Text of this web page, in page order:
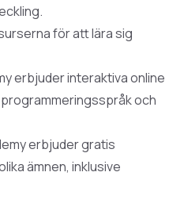
för att lära sig
erbjuder interaktiva online
och
erbjuder gratis
ämnen, inklusive